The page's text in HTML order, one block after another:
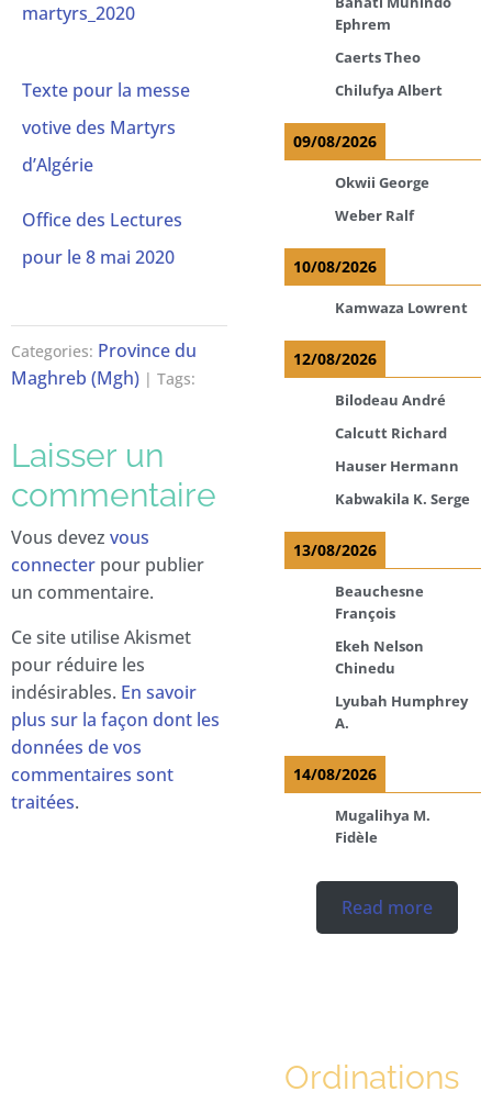
martyrs_2020
Texte pour la messe
votive des Martyrs
d’Algérie
Office des Lectures
pour le 8 mai 2020
Categories: Province du
Maghreb (Mgh) | Tags:
Laisser un
commentaire
Vous devez vous
connecter pour publier
un commentaire.
Ce site utilise Akismet
pour réduire les
indésirables. En savoir
plus sur la façon dont les
données de vos
commentaires sont
traitées.
Ephrem
Caerts Theo
Chilufya Albert
09/08/2026
Okwii George
Weber Ralf
10/08/2026
Kamwaza Lowrent
12/08/2026
Bilodeau André
Calcutt Richard
Hauser Hermann
Kabwakila K. Serge
13/08/2026
Beauchesne
François
Ekeh Nelson
Chinedu
Lyubah Humphrey
A.
14/08/2026
Mugalihya M.
Fidèle
Read more
Ordinations